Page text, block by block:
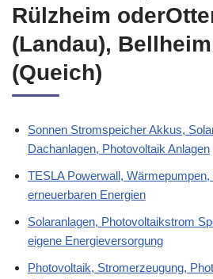
Rülzheim
(Landau),
(Queich)
Sonnen Stromspeicher Akkus,
Dachanlagen, Photovoltaik Anlagen
TESLA Powerwall, Wärmepumpen,
erneuerbaren Energien
Solaranlagen, Photovoltaikstrom
eigene Energieversorgung
Photovoltaik, Stromerzeugung,